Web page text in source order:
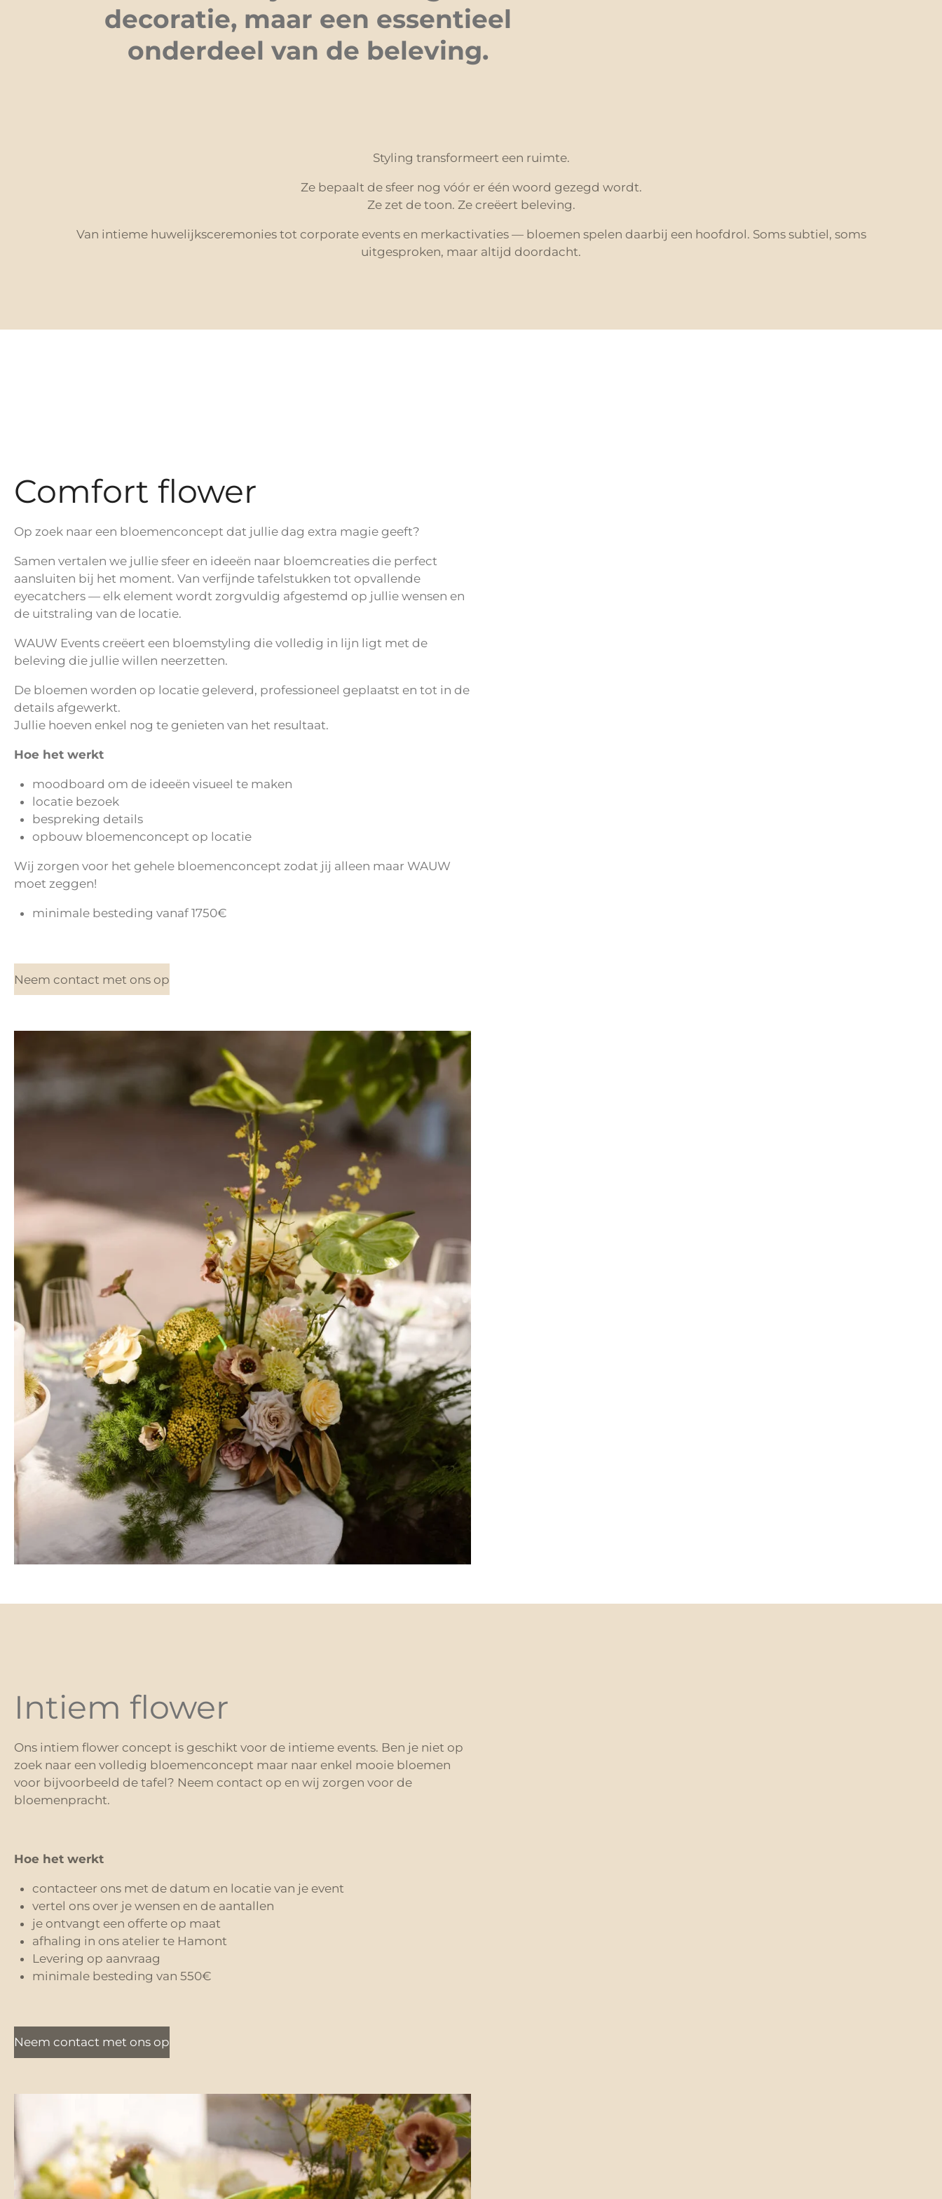
decoratie, maar een essentieel
onderdeel van de beleving.
Styling transformeert een ruimte.
Ze bepaalt de sfeer nog vóór er één woord gezegd wordt.
Ze zet de toon. Ze creëert beleving.
Van intieme huwelijksceremonies tot corporate events en merkactivaties — bloemen spelen daarbij een hoofdrol. Soms subtiel, soms
uitgesproken, maar altijd doordacht.
Comfort flower
Op zoek naar een bloemenconcept dat jullie dag extra magie geeft?
Samen vertalen we jullie sfeer en ideeën naar bloemcreaties die perfect
aansluiten bij het moment. Van verfijnde tafelstukken tot opvallende
eyecatchers — elk element wordt zorgvuldig afgestemd op jullie wensen en
de uitstraling van de locatie.
WAUW Events creëert een bloemstyling die volledig in lijn ligt met de
beleving die jullie willen neerzetten.
De bloemen worden op locatie geleverd, professioneel geplaatst en tot in de
details afgewerkt.
Jullie hoeven enkel nog te genieten van het resultaat.
Hoe het werkt
moodboard om de ideeën visueel te maken
locatie bezoek
bespreking details
opbouw bloemenconcept op locatie
Wij zorgen voor het gehele bloemenconcept zodat jij alleen maar WAUW
moet zeggen!
minimale besteding vanaf 1750€
Neem contact met ons op
Intiem flower
Ons intiem flower concept is geschikt voor de intieme events. Ben je niet op
zoek naar een volledig bloemenconcept maar naar enkel mooie bloemen
voor bijvoorbeeld de tafel? Neem contact op en wij zorgen voor de
bloemenpracht.
Hoe het werkt
contacteer ons met de datum en locatie van je event
vertel ons over je wensen en de aantallen
je ontvangt een offerte op maat
afhaling in ons atelier te Hamont
Levering op aanvraag
minimale besteding van 550€
Neem contact met ons op